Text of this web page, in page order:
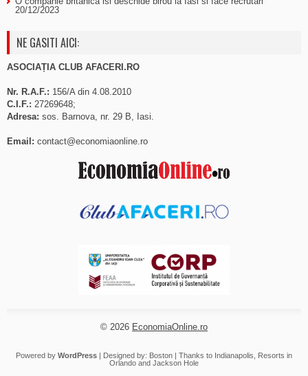
20/12/2023
NE GASITI AICI:
ASOCIAȚIA CLUB AFACERI.RO
Nr. R.A.F.: 156/A din 4.08.2010
C.I.F.: 27269648;
Adresa: sos. Barnova, nr. 29 B, Iasi.
Email: contact@economiaonline.ro
© 2026 EconomiaOnline.ro
Powered by WordPress | Designed by: Boston | Thanks to Indianapolis
Resorts in
Orlando and Jackson Hole